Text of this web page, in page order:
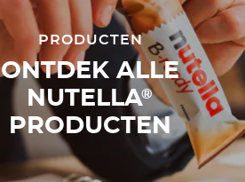
PRODUCTEN
ONTDEK ALLE
NUTELLA®
PRODUCTEN